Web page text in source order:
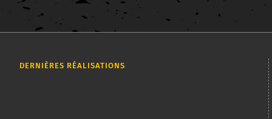
DERNIÈRES RÉALISATIONS